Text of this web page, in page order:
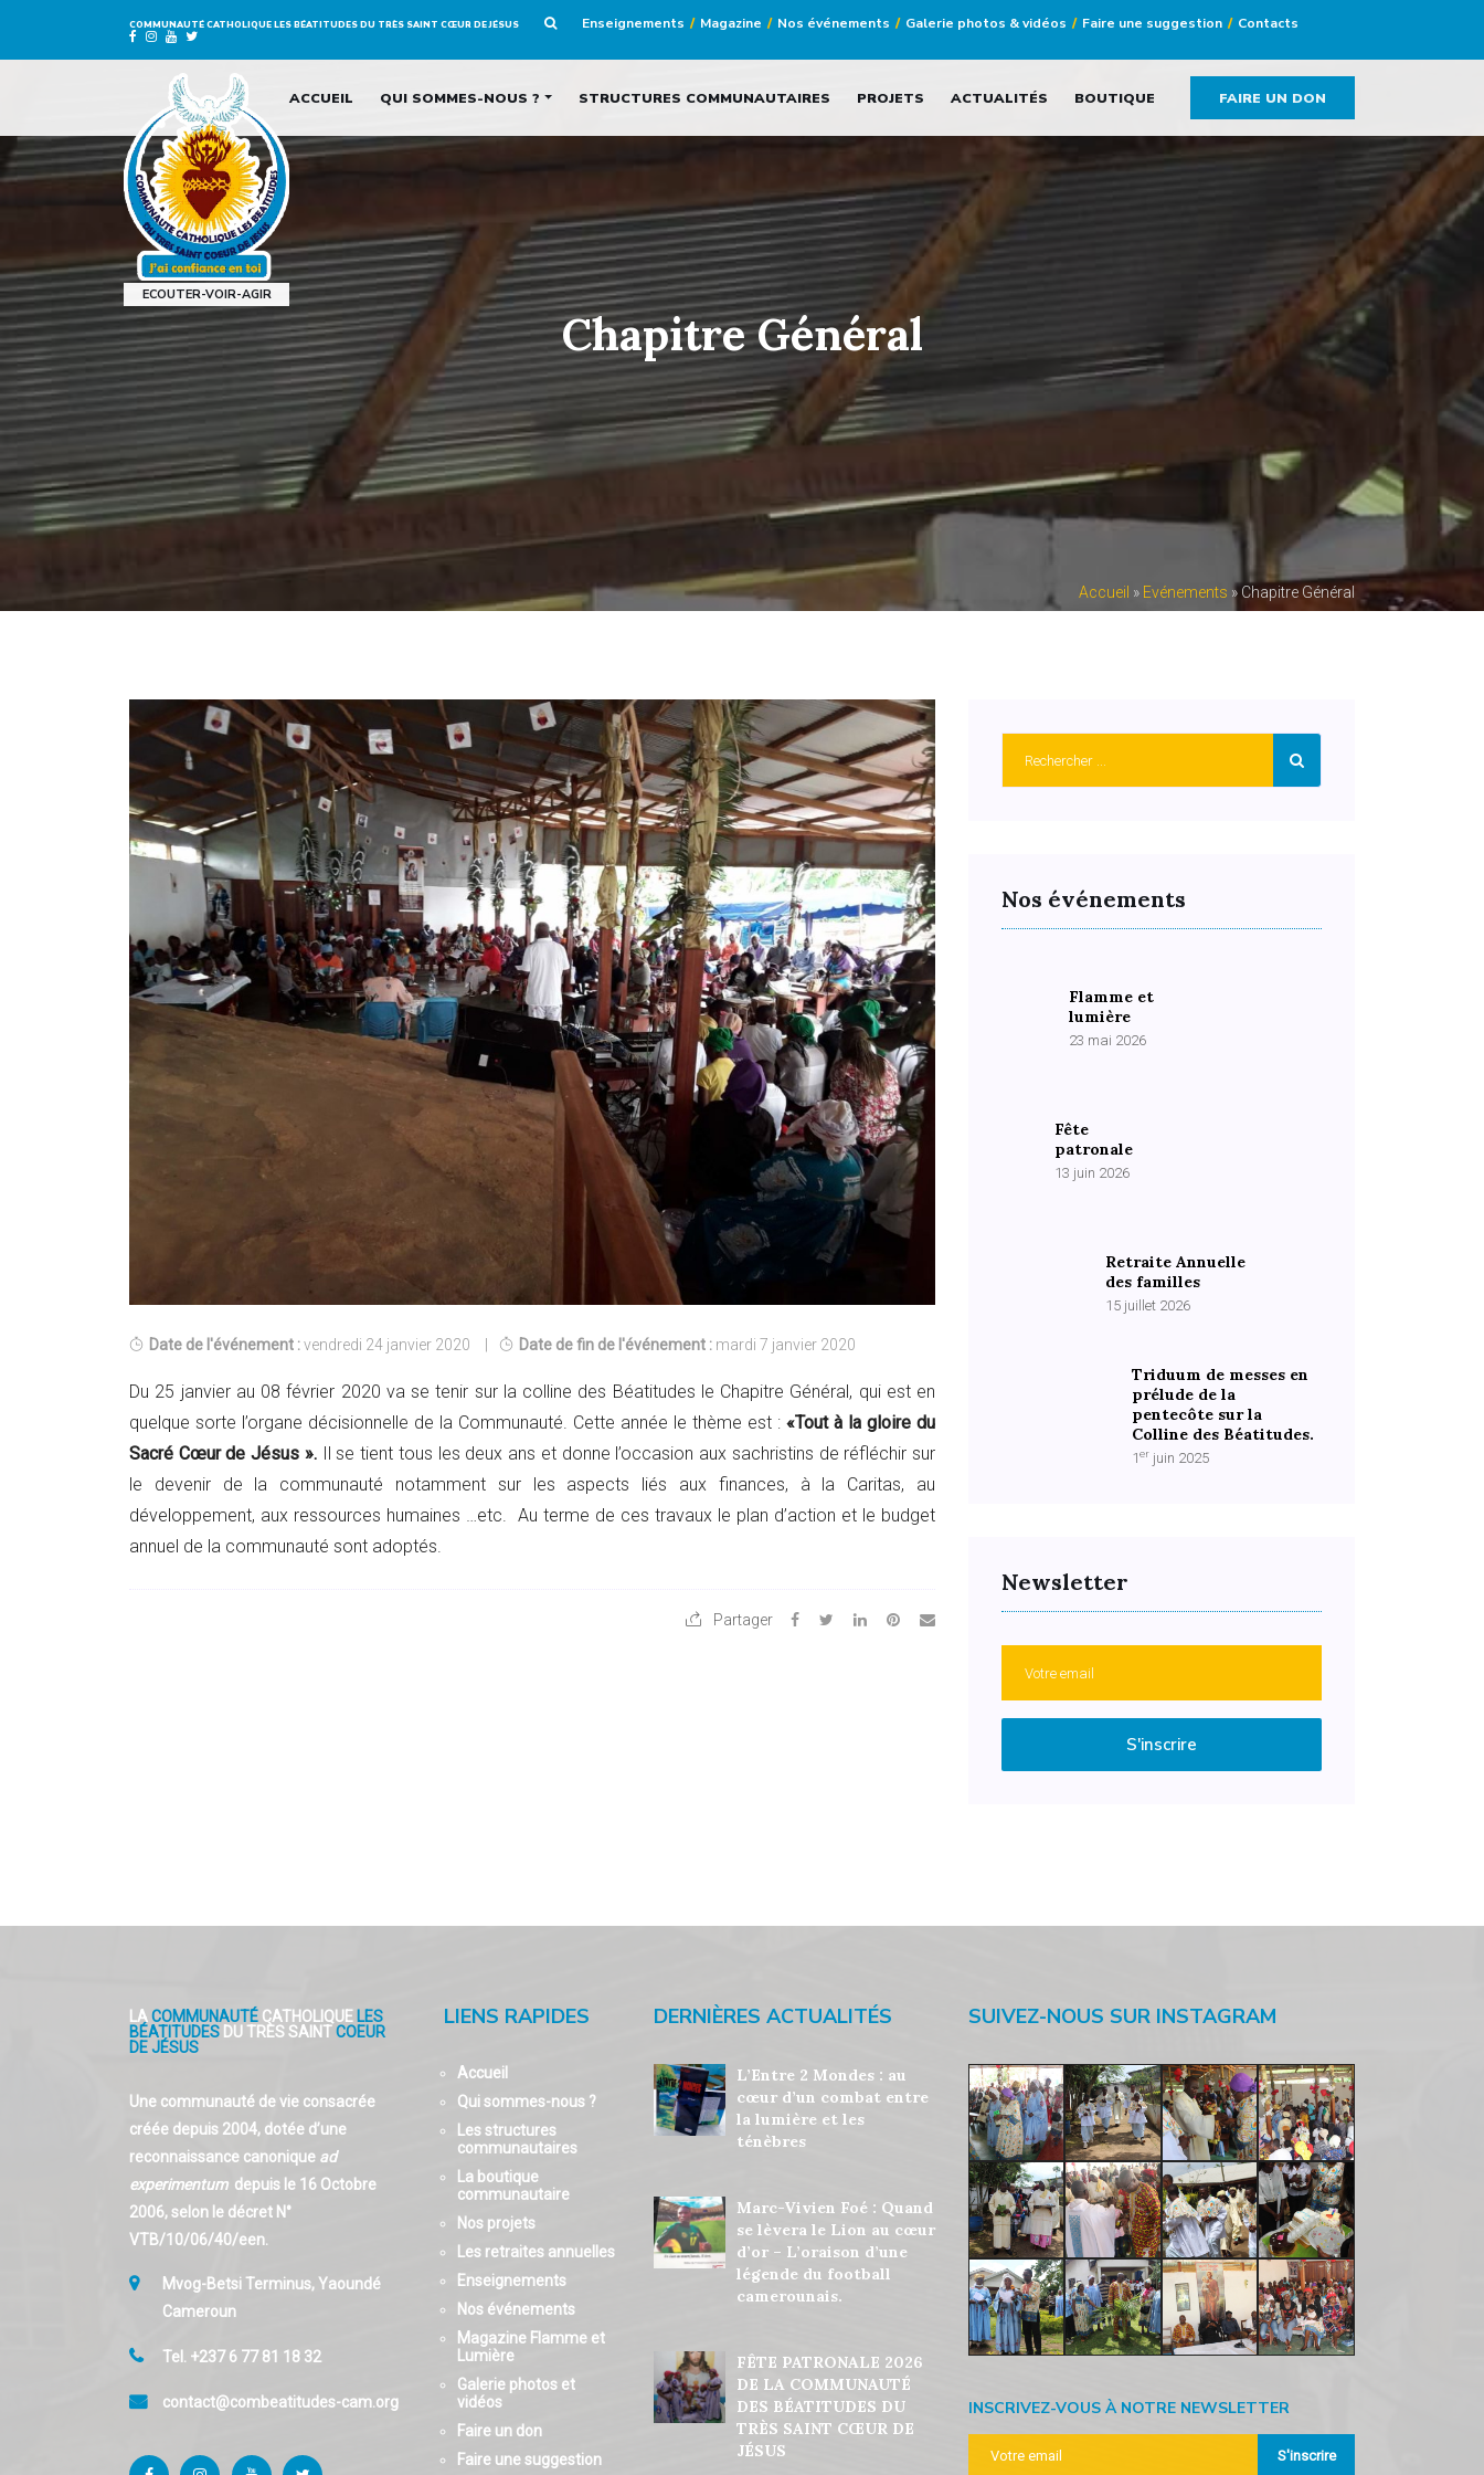
COMMUNAUTÉ CATHOLIQUE LESBÉATITUDES DU TRÈS SAINT CŒUR DE JÉSUS Enseignements Magazine Nos événements Galerie photos & vidéos Faire une suggestion Contacts
ECOUTER-VOIR-AGIR
ACCUEIL QUI SOMMES-NOUS ? STRUCTURES COMMUNAUTAIRES PROJETS ACTUALITÉS BOUTIQUE FAIRE UN DON
Chapitre Général
Accueil » Evénements » Chapitre Général
Date de l'événement :vendredi 24 janvier 2020 Date de fin de l'événement : mardi 7 janvier 2020
Du 25 janvier au 08 février 2020 va se tenir sur la colline des Béatitudes le Chapitre Général, qui est en
quelque sorte l’organe décisionnelle de la Communauté. Cette année le thème est : «Tout à la gloire du
Sacré Cœur de Jésus ». Il se tient tous les deux ans et donne l’occasion aux sachristins de réfléchir sur
le devenir de la communauté notamment sur les aspects liés aux finances, à la Caritas, au
développement, aux ressources humaines …etc. Au terme de ces travaux le plan d’action et le budget
annuel de la communauté sont adoptés.
Partager
Nos événements
Flamme et
lumière
23 mai 2026
Fête
patronale
13 juin 2026
Retraite Annuelle
des familles
15 juillet 2026
Triduum de messes en
prélude de la
pentecôte sur la
Colline des Béatitudes.
1er juin 2025
Newsletter
S'inscrire
LACOMMUNAUTÉ CATHOLIQUE LES
BÉATITUDES DU TRÈS SAINTCOEUR
DE JÉSUS
Une communauté de vie consacrée
créée depuis 2004, dotée d’une
reconnaissance canonique ad
experimentumdepuis le 16 Octobre
2006, selon le décret N°
VTB/10/06/40/een.
Mvog-Betsi Terminus, Yaoundé
Cameroun
Tel. +237 6 77 81 18 32
contact@combeatitudes-cam.org
LIENS RAPIDES
Accueil
Qui sommes-nous ?
Les structures
communautaires
La boutique
communautaire
Nos projets
Les retraites annuelles
Enseignements
Nos événements
Magazine Flamme et
Lumière
Galerie photos et
vidéos
Faire un don
Faire une suggestion
DERNIÈRES ACTUALITÉS
L’Entre 2 Mondes : au
cœur d’un combat entre
la lumière et les
ténèbres
Marc-Vivien Foé : Quand
se lèvera le Lion au cœur
d’or – L’oraison d’une
légende du football
camerounais.
FÊTE PATRONALE 2026
DE LA COMMUNAUTÉ
DES BÉATITUDES DU
TRÈS SAINT CŒUR DE
JÉSUS
SUIVEZ-NOUS SUR INSTAGRAM
INSCRIVEZ-VOUS À NOTRE NEWSLETTER
S'inscrire